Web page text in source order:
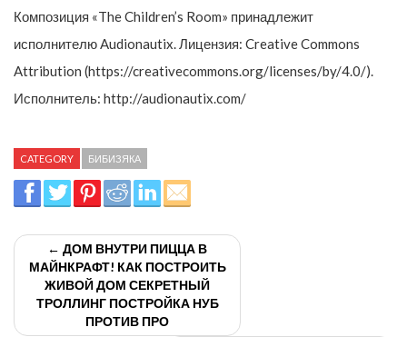
Композиция «The Children’s Room» принадлежит
исполнителю Audionautix. Лицензия: Creative Commons
Attribution (https://creativecommons.org/licenses/by/4.0/).
Исполнитель: http://audionautix.com/
CATEGORY БИБИЗЯКА
← ДОМ ВНУТРИ ПИЦЦА В
МАЙНКРАФТ! КАК ПОСТРОИТЬ
ЖИВОЙ ДОМ СЕКРЕТНЫЙ
ТРОЛЛИНГ ПОСТРОЙКА НУБ
ПРОТИВ ПРО